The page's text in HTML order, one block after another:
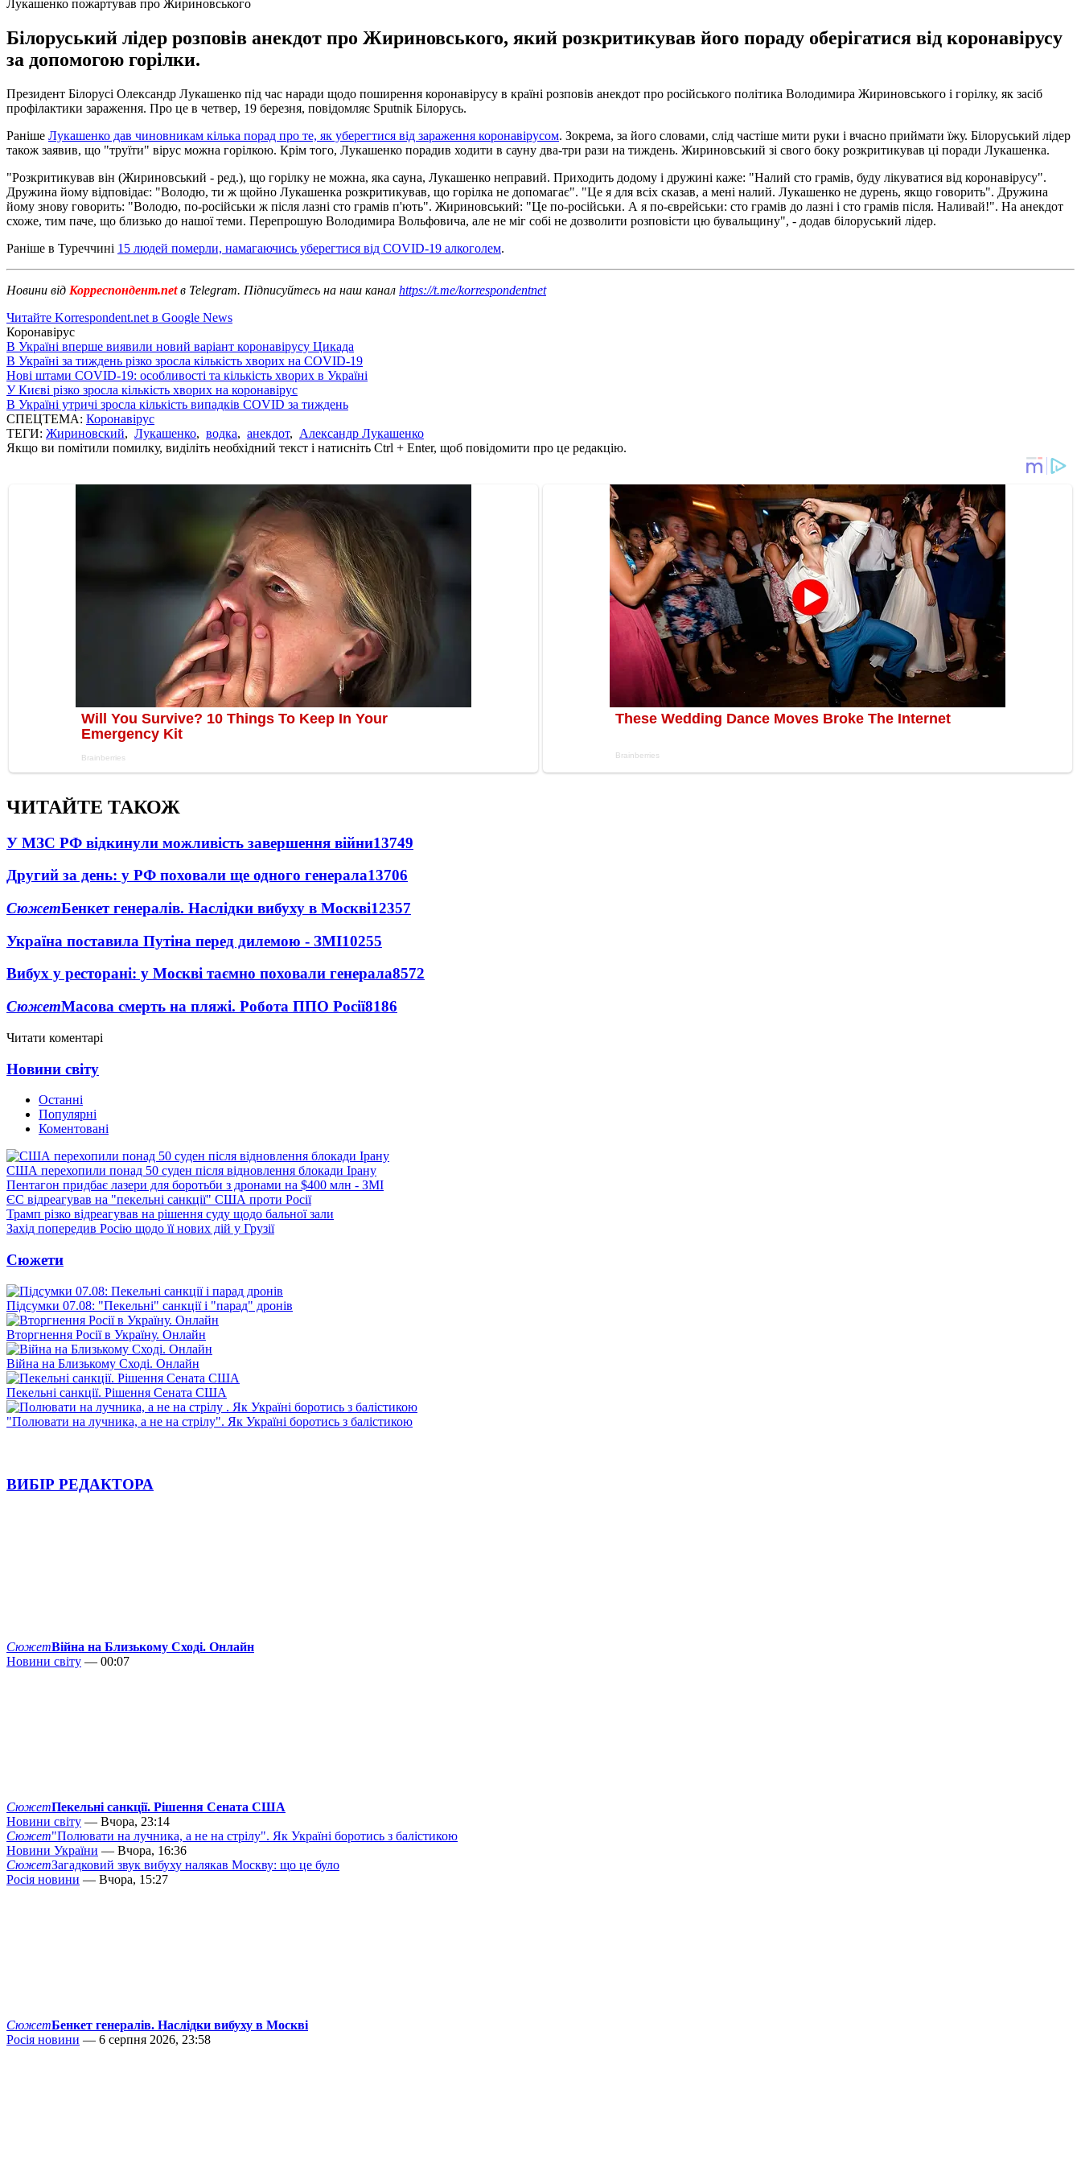
Лукашенко пожартував про Жириновського
Білоруський лідер розповів анекдот про Жириновського, який розкритикував його пораду оберігатися від коронавірусу
за допомогою горілки.
Президент Білорусі Олександр Лукашенко під час наради щодо поширення коронавірусу в країні розповів анекдот про російського політика Володимира Жириновського і горілку, як засіб
профілактики зараження. Про це в четвер, 19 березня, повідомляє Sputnik Білорусь.
Раніше Лукашенко дав чиновникам кілька порад про те, як уберегтися від зараження коронавірусом. Зокрема, за його словами, слід частіше мити руки і вчасно приймати їжу. Білоруський лідер
також заявив, що "труїти" вірус можна горілкою. Крім того, Лукашенко порадив ходити в сауну два-три рази на тиждень. Жириновський зі свого боку розкритикував ці поради Лукашенка.
"Розкритикував він (Жириновський - ред.), що горілку не можна, яка сауна, Лукашенко неправий. Приходить додому і дружині каже: "Налий сто грамів, буду лікуватися від коронавірусу".
Дружина йому відповідає: "Володю, ти ж щойно Лукашенка розкритикував, що горілка не допомагає". "Це я для всіх сказав, а мені налий. Лукашенко не дурень, якщо говорить". Дружина
йому знову говорить: "Володю, по-російськи ж після лазні сто грамів п'ють". Жириновський: "Це по-російськи. А я по-єврейськи: сто грамів до лазні і сто грамів після. Наливай!". На анекдот
схоже, тим паче, що близько до нашої теми. Перепрошую Володимира Вольфовича, але не міг собі не дозволити розповісти цю бувальщину", - додав білоруський лідер.
Раніше в Туреччині 15 людей померли, намагаючись уберегтися від COVID-19 алкоголем.
Новини від Корреспондент.netв Telegram. Підписуйтесь на наш канал https://t.me/korrespondentnet
Читайте Korrespondent.net в Google News
Коронавірус
В Україні вперше виявили новий варіант коронавірусу Цикада
В Україні за тиждень різко зросла кількість хворих на COVID-19
Нові штами COVID-19: особливості та кількість хворих в Україні
У Києві різко зросла кількість хворих на коронавірус
В Україні утричі зросла кількість випадків COVID за тиждень
СПЕЦТЕМА: Коронавірус
ТЕГИ: Жириновский, Лукашенко, водка, анекдот, Александр Лукашенко
Якщо ви помітили помилку, виділіть необхідний текст і натисніть Ctrl + Enter, щоб повідомити про це редакцію.
ЧИТАЙТЕ ТАКОЖ
У МЗС РФ відкинули можливість завершення війни13749
Другий за день: у РФ поховали ще одного генерала13706
СюжетБенкет генералів. Наслідки вибуху в Москві12357
Україна поставила Путіна перед дилемою - ЗМІ10255
Вибух у ресторані: у Москві таємно поховали генерала8572
СюжетМасова смерть на пляжі. Робота ППО Росії8186
Читати коментарі
Новини світу
Останні
Популярні
Коментовані
США перехопили понад 50 суден після відновлення блокади Ірану
Пентагон придбає лазери для боротьби з дронами на $400 млн - ЗМІ
ЄС відреагував на "пекельні санкції" США проти Росії
Трамп різко відреагував на рішення суду щодо бальної зали
Захід попередив Росію щодо її нових дій у Грузії
Сюжети
Підсумки 07.08: "Пекельні" санкції і "парад" дронів
Вторгнення Росії в Україну. Онлайн
Війна на Близькому Сході. Онлайн
Пекельні санкції. Рішення Сената США
"Полювати на лучника, а не на стрілу". Як Україні боротись з балістикою
ВИБІР РЕДАКТОРА
СюжетВійна на Близькому Сході. Онлайн
Новини світу — 00:07
СюжетПекельні санкції. Рішення Сената США
Новини світу — Вчора, 23:14
Сюжет"Полювати на лучника, а не на стрілу". Як Україні боротись з балістикою
Новини України — Вчора, 16:36
СюжетЗагадковий звук вибуху налякав Москву: що це було
Росія новини — Вчора, 15:27
СюжетБенкет генералів. Наслідки вибуху в Москві
Росія новини — 6 серпня 2026, 23:58